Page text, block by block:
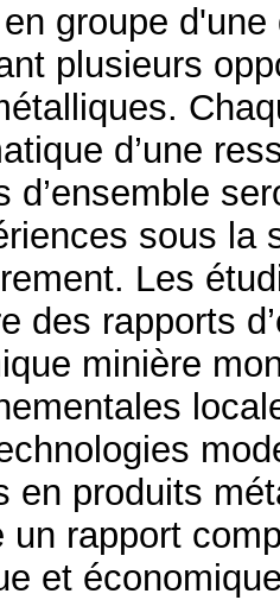
groupe
plusieurs
d’une
d’ensemble
sous la
Les
des rapports
minière
en produits
un rapport
et